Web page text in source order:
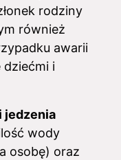
rodziny
również
awarii
dziećmi i
jedzenia
wody
osobę) oraz